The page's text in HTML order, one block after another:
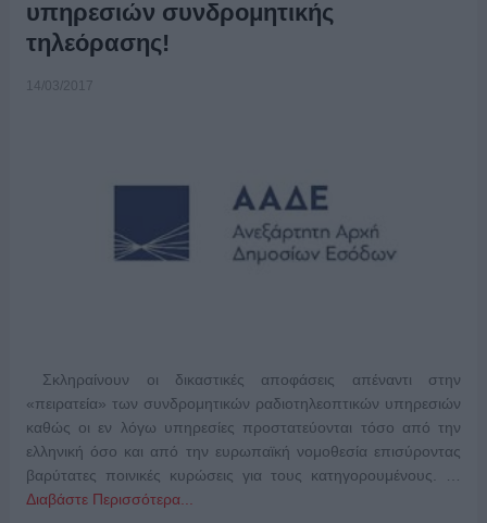
υπηρεσιών συνδρομητικής
τηλεόρασης!
14/03/2017
Σκληραίνουν οι δικαστικές αποφάσεις απέναντι στην
«πειρατεία» των συνδρομητικών ραδιοτηλεοπτικών υπηρεσιών
καθώς οι εν λόγω υπηρεσίες προστατεύονται τόσο από την
ελληνική όσο και από την ευρωπαϊκή νομοθεσία επισύροντας
βαρύτατες ποινικές κυρώσεις για τους κατηγορουμένους. …
Διαβάστε Περισσότερα...